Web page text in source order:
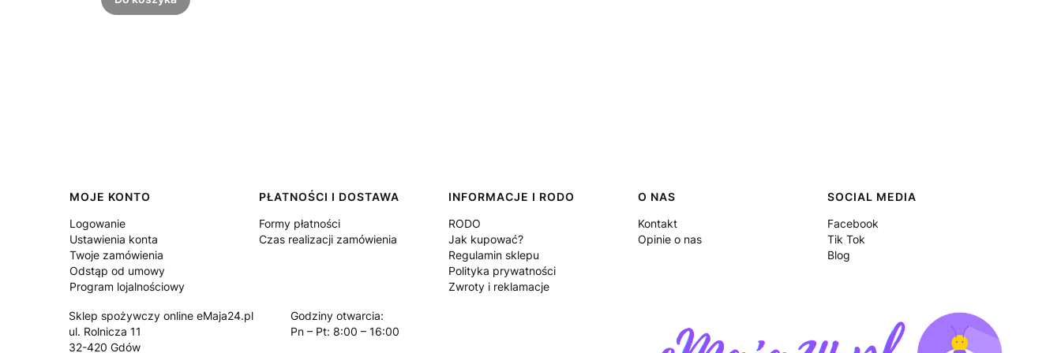
Linki w stopce
MOJE KONTO
Logowanie
Ustawienia konta
Twoje zamówienia
Odstąp od umowy
Program lojalnościowy
PŁATNOŚCI I DOSTAWA
Formy płatności
Czas realizacji zamówienia
INFORMACJE I RODO
RODO
Jak kupować?
Regulamin sklepu
Polityka prywatności
Zwroty i reklamacje
O NAS
Kontakt
Opinie o nas
SOCIAL MEDIA
Facebook
Tik Tok
Blog
Sklep spożywczy online eMaja24.pl
ul. Rolnicza 11
32-420 Gdów
Godziny otwarcia:
Pn – Pt: 8:00 – 16:00